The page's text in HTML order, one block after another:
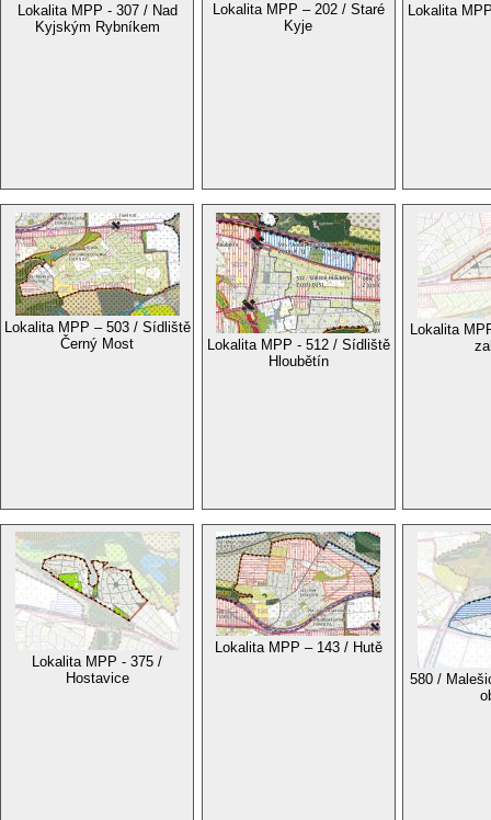
Lokalita MPP - 307 / Nad
Kyjským Rybníkem
Lokalita MPP – 202 / Staré
Kyje
Lokalita
Lokalita MPP – 503 / Sídliště
Černý Most
Lokalita MPP - 512 / Sídliště
Hloubětín
Lokalita
Lokalita MPP - 375 /
Hostavice
Lokalita MPP – 143 / Hutě
580 /